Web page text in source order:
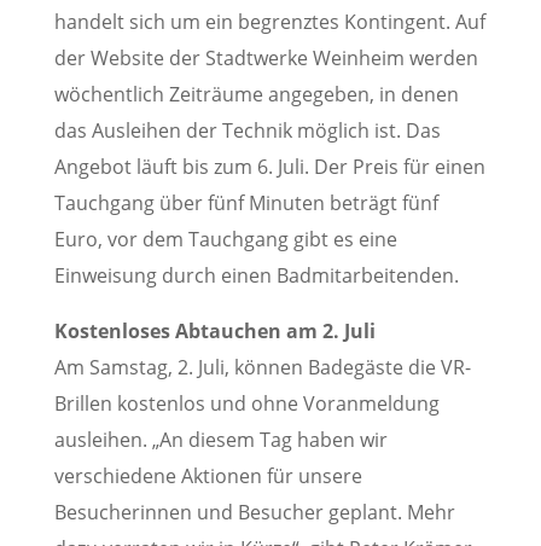
handelt sich um ein begrenztes Kontingent. Auf
der Website der Stadtwerke Weinheim werden
wöchentlich Zeiträume angegeben, in denen
das Ausleihen der Technik möglich ist. Das
Angebot läuft bis zum 6. Juli. Der Preis für einen
Tauchgang über fünf Minuten beträgt fünf
Euro, vor dem Tauchgang gibt es eine
Einweisung durch einen Badmitarbeitenden.
Kostenloses Abtauchen am 2. Juli
Am Samstag, 2. Juli, können Badegäste die VR-
Brillen kostenlos und ohne Voranmeldung
ausleihen. „An diesem Tag haben wir
verschiedene Aktionen für unsere
Besucherinnen und Besucher geplant. Mehr